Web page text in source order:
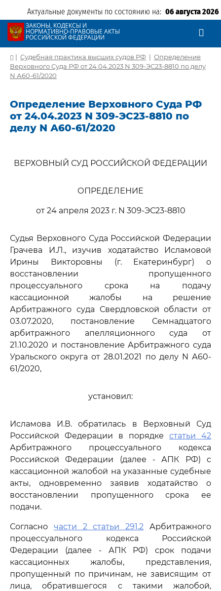
Актуальные документы по состоянию на: 06 августа 2026
ЗАКОНЫ, КОДЕКСЫ И
НОРМАТИВНО-ПРАВОВЫЕ АКТЫ
РОССИЙСКОЙ ФЕДЕРАЦИИ
| Судебная практика высших судов РФ | Определение
Верховного Суда РФ от 24.04.2023 N 309-ЭС23-8810 по делу
N А60-61/2020
Определение Верховного Суда РФ
от 24.04.2023 N 309-ЭС23-8810 по
делу N А60-61/2020
ВЕРХОВНЫЙ СУД РОССИЙСКОЙ ФЕДЕРАЦИИ
ОПРЕДЕЛЕНИЕ
от 24 апреля 2023 г. N 309-ЭС23-8810
Судья Верховного Суда Российской Федерации
Грачева И.Л., изучив ходатайство Исламовой
Ирины Викторовны (г. Екатеринбург) о
восстановлении пропущенного
процессуального срока на подачу
кассационной жалобы на решение
Арбитражного суда Свердловской области от
03.07.2020, постановление Семнадцатого
арбитражного апелляционного суда от
21.10.2020 и постановление Арбитражного суда
Уральского округа от 28.01.2021 по делу N А60-
61/2020,
установил:
Исламова И.В. обратилась в Верховный Суд
Российской Федерации в порядке статьи 42
Арбитражного процессуального кодекса
Российской Федерации (далее - АПК РФ) с
кассационной жалобой на указанные судебные
акты, одновременно заявив ходатайство о
восстановлении пропущенного срока ее
подачи.
Согласно части 2 статьи 291.2 Арбитражного
процессуального кодекса Российской
Федерации (далее - АПК РФ) срок подачи
кассационных жалобы, представления,
пропущенный по причинам, не зависящим от
лица, обратившегося с такими жалобой,